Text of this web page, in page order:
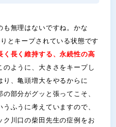
も無理はないですね。かな
とキープされている状態です
く長く維持する、永続性の高
のように、大きさをキープし
り、亀頭増大をやるからに
部分がグッと張ってこそ、
ふうに考えていますので、
川口の柴田先生の症例をお